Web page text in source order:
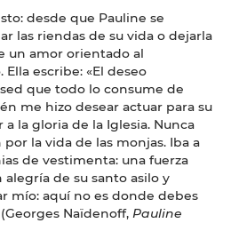
desde que Pauline se
las riendas de su vida o dejarla
un amor orientado al
escribe: «El deseo
que todo lo consume de
me hizo desear actuar para su
la gloria de la Iglesia. Nunca
la vida de las monjas. Iba a
de vestimenta: una fuerza
de su santo asilo y
mío: aquí no es donde debes
Naïdenoff, Pauline